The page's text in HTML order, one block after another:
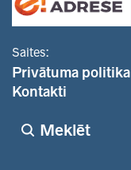
Saites:
Privātuma politika
Kontakti
Meklēt